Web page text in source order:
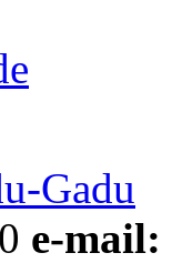
Gadu
e-mail: